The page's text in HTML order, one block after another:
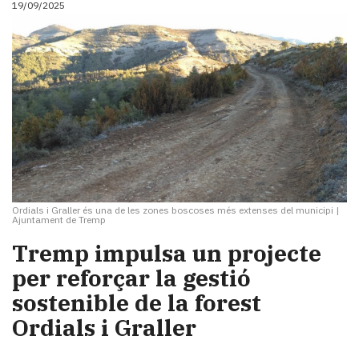
i
turisme
Cultura
Esports
Mai
tant!
TV
i
mitjans
El
temps
Reportatges
Enquestes
A
escena!
Dis
la
19/09/2025
Ordials i Graller és una de les zones boscoses més extenses del municipi |
Ajuntament de Tremp
Tremp impulsa un projecte
per reforçar la gestió
sostenible de la forest
Ordials i Graller